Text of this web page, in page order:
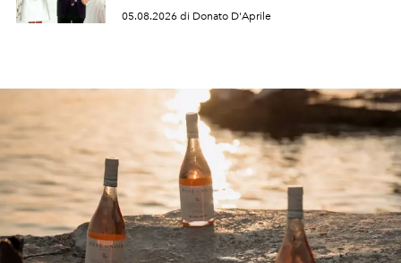
05.08.2026 di Donato D'Aprile